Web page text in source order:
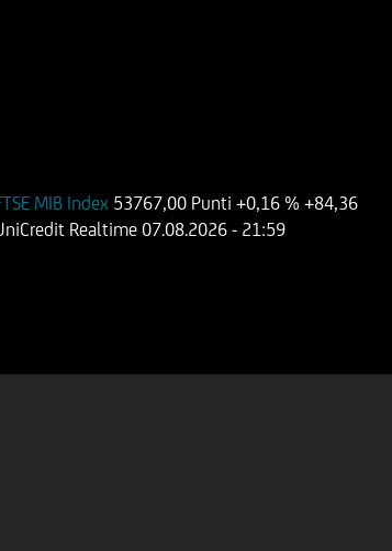
MIB Index 53767,00 Punti +0,16 %+84,36
Realtime 07.08.2026 - 21:59